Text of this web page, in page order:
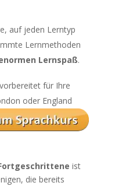
auf jeden Lerntyp
Lernmethoden
Lernspaß.
für Ihre
oder England
ist
die bereits